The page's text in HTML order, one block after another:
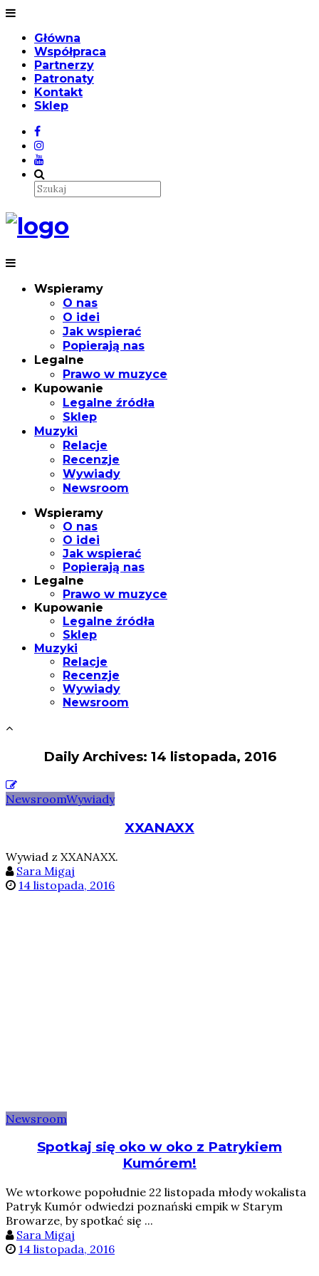
Główna
Współpraca
Partnerzy
Patronaty
Kontakt
Sklep
Wspieramy
O nas
O idei
Jak wspierać
Popierają nas
Legalne
Prawo w muzyce
Kupowanie
Legalne źródła
Sklep
Muzyki
Relacje
Recenzje
Wywiady
Newsroom
Wspieramy
O nas
O idei
Jak wspierać
Popierają nas
Legalne
Prawo w muzyce
Kupowanie
Legalne źródła
Sklep
Muzyki
Relacje
Recenzje
Wywiady
Newsroom
Daily Archives: 14 listopada, 2016
NewsroomWywiady
XXANAXX
Wywiad z XXANAXX.
Sara Migaj
14 listopada, 2016
Newsroom
Spotkaj się oko w oko z Patrykiem
Kumórem!
We wtorkowe popołudnie 22 listopada młody wokalista
Patryk Kumór odwiedzi poznański empik w Starym
Browarze, by spotkać się ...
Sara Migaj
14 listopada, 2016